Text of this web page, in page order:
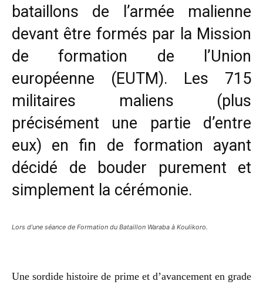
bataillons de l’armée malienne
devant être formés par la Mission
de formation de l’Union
européenne (EUTM). Les 715
militaires maliens (plus
précisément une partie d’entre
eux) en fin de formation ayant
décidé de bouder purement et
simplement la cérémonie.
Lors d’une séance de Formation du Bataillon Waraba à Koulikoro.
Une sordide histoire de prime et d’avancement en grade